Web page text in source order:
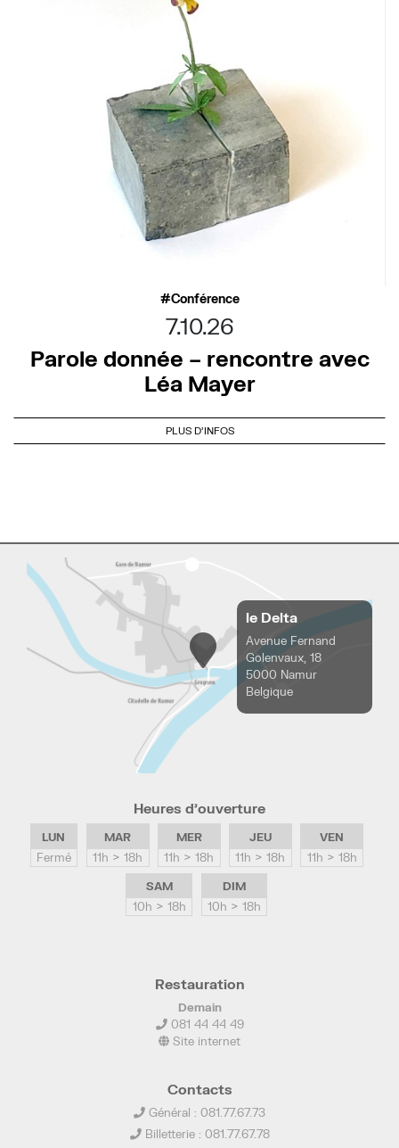
Conférence
7.10.26
Parole donnée – rencontre avec
Léa Mayer
PLUS D'INFOS
le Delta
Avenue Fernand
Golenvaux, 18
5000 Namur
Belgique
Heures d’ouverture
LUN
Fermé
MAR
11h > 18h
MER
11h > 18h
JEU
11h > 18h
VEN
11h > 18h
SAM
10h > 18h
DIM
10h > 18h
Restauration
Demain
081 44 44 49
Site internet
Contacts
Général : 081.77.67.73
Billetterie : 081.77.67.78